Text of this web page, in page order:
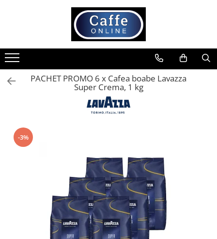
Cafea
Cafea Boabe
Capsule Cafea
Espressoare
Aparate Automate
Complementare
PACHET PROMO 6 x Cafea boabe Lavazza
Super Crema, 1 kg
-3%